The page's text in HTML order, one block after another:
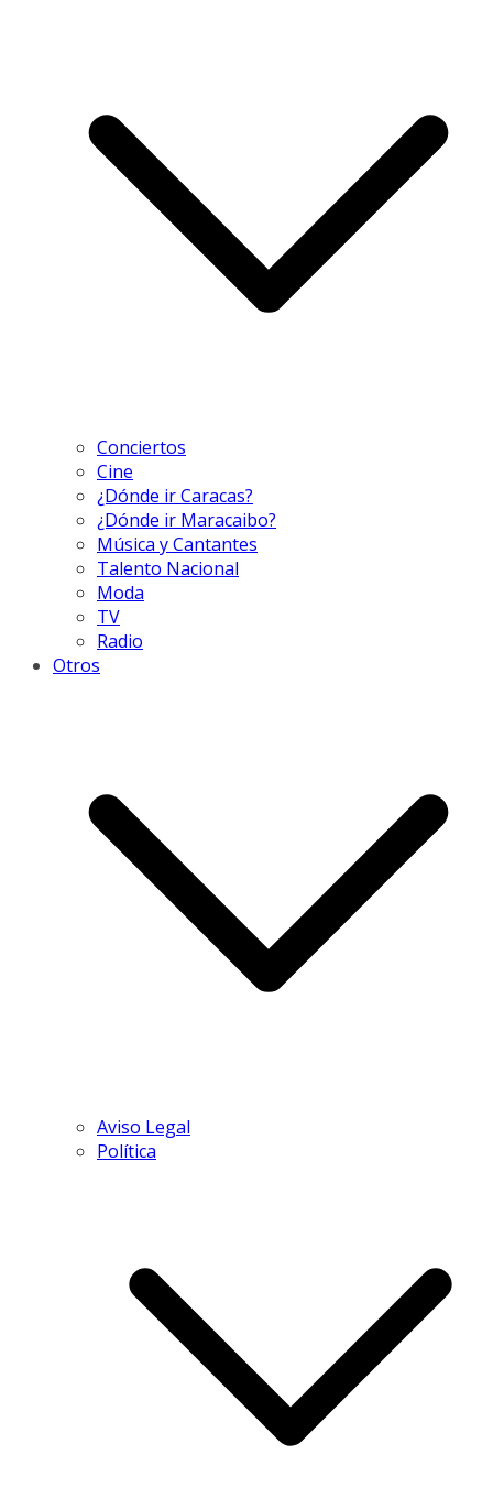
Conciertos
Cine
¿Dónde ir Caracas?
¿Dónde ir Maracaibo?
Música y Cantantes
Talento Nacional
Moda
TV
Radio
Otros
Aviso Legal
Política